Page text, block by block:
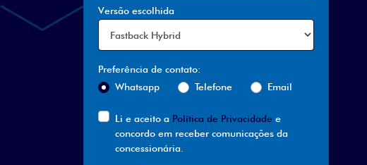
Versão escolhida
Preferência de contato:
Whatsapp
Telefone Email
Li e aceito a Política de Privacidade e
concordo em receber comunicações da
concessionária.